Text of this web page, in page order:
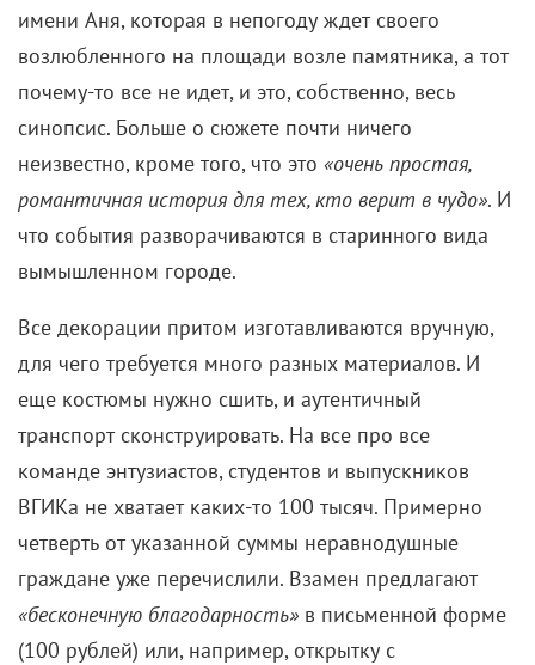
имени Аня, которая в непогоду ждет своего
возлюбленного на площади возле памятника, а тот
почему-то все не идет, и это, собственно, весь
синопсис. Больше о сюжете почти ничего
неизвестно, кроме того, что это «очень простая,
романтичная история для тех, кто верит в чудо». И
что события разворачиваются в старинного вида
вымышленном городе.
Все декорации притом изготавливаются вручную,
для чего требуется много разных материалов. И
еще костюмы нужно сшить, и аутентичный
транспорт сконструировать. На все про все
команде энтузиастов, студентов и выпускников
ВГИКа не хватает каких-то 100 тысяч. Примерно
четверть от указанной суммы неравнодушные
граждане уже перечислили. Взамен предлагают
«бесконечную благодарность» в письменной форме
(100 рублей) или, например, открытку с